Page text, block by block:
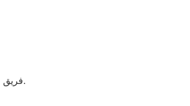
فريقيتعامل مع جميع هذه المشكلات بكفاءة عالية مستخدمًا أحدث أجهزة الفحص والتشخيص.